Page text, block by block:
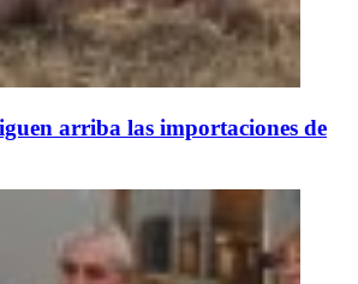
arriba las importaciones de